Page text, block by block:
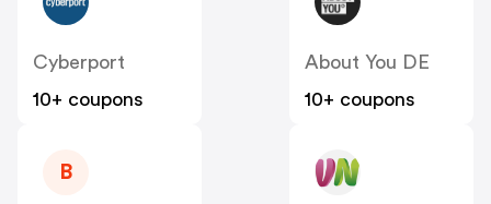
Cyberport
10+ coupons
About You DE
10+ coupons
B